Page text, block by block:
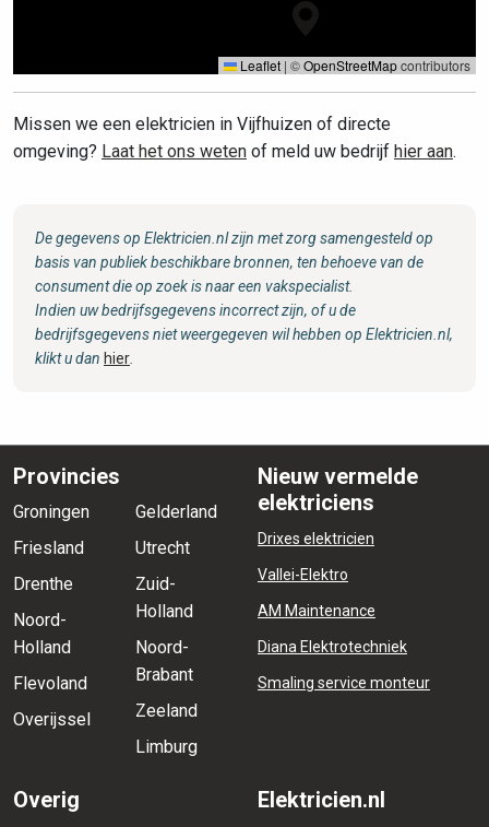
Leaflet | ©OpenStreetMapcontributors
Missen we een elektricien in Vijfhuizen of directe
omgeving? Laat het ons weten of meld uw bedrijf hier aan.
De gegevens op Elektricien.nl zijn met zorg samengesteld op
basis van publiek beschikbare bronnen, ten behoeve van de
consument die op zoek is naar een vakspecialist.
Indien uw bedrijfsgegevens incorrect zijn, of u de
bedrijfsgegevens niet weergegeven wil hebben op Elektricien.nl,
klikt u dan hier
Provincies
Groningen
Friesland
Drenthe
Noord-
Holland
Flevoland
Overijssel
Gelderland
Utrecht
Zuid-
Holland
Noord-
Brabant
Zeeland
Limburg
Nieuw vermelde
elektriciens
Drixes elektricien
Vallei-Elektro
AM Maintenance
Diana Elektrotechniek
Smaling service monteur
Overig Elektricien.nl